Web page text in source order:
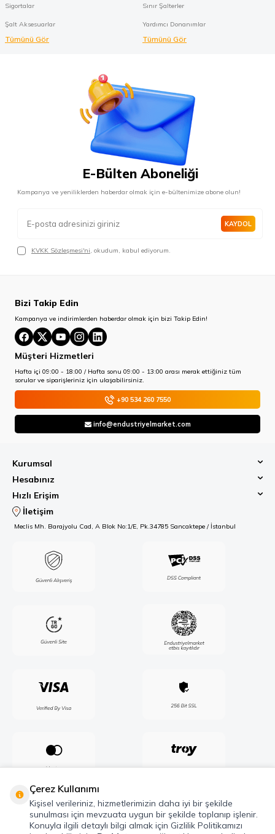
Sigortalar
Şalt Aksesuarlar
Tümünü Gör
Sınır Şalterler
Yardımcı Donanımlar
Tümünü Gör
E-Bülten Aboneliği
Kampanya ve yeniliklerden haberdar olmak için e-bültenimize abone olun!
KAYDOL
KVKK Sözleşmesi'ni , okudum, kabul ediyorum.
Bizi Takip Edin
Kampanya ve indirimlerden haberdar olmak için bizi Takip Edin!
Müşteri Hizmetleri
Hafta içi 09:00 - 18:00 / Hafta sonu 09:00 - 13:00 arası merak ettiğiniz tüm
sorular ve siparişleriniz için ulaşabilirsiniz.
+90 534 260 7550
info@endustriyelmarket.com
Kurumsal
Hesabınız
Hızlı Erişim
İletişim
Meclis Mh. Barajyolu Cad, A Blok No:1/E, Pk.34785 Sancaktepe / İstanbul
Çerez Kullanımı
Kişisel verileriniz, hizmetlerimizin daha iyi bir şekilde
sunulması için mevzuata uygun bir şekilde toplanıp işlenir.
Konuyla ilgili detaylı bilgi almak için Gizlilik Politikamızı